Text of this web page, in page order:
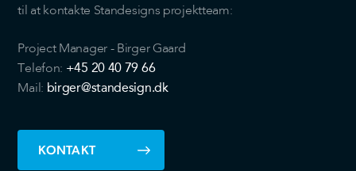
til at kontakte Standesigns projektteam:
Project Manager - Birger Gaard
Telefon: +45 20 40 79 66
Mail: birger@standesign.dk
KONTAKT